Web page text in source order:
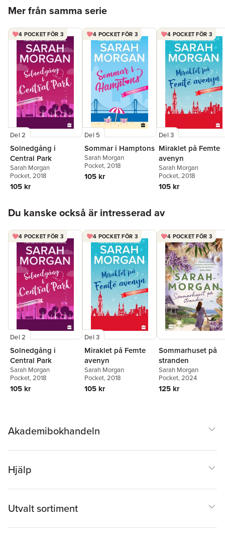
Mer från samma serie
4 POCKET FÖR 3
Del 2
Solnedgång i
Central Park
Sarah Morgan
Pocket, 2018
105 kr
4 POCKET FÖR 3
Del 5
Sommar i Hamptons
Sarah Morgan
Pocket, 2018
105 kr
4 POCKET FÖR 3
Del 3
Miraklet på Femte
avenyn
Sarah Morgan
Pocket, 2018
105 kr
Du kanske också är intresserad av
4 POCKET FÖR 3
Del 2
Solnedgång i
Central Park
Sarah Morgan
Pocket, 2018
105 kr
4 POCKET FÖR 3
Del 3
Miraklet på Femte
avenyn
Sarah Morgan
Pocket, 2018
105 kr
4 POCKET FÖR 3
Sommarhuset på
stranden
Sarah Morgan
Pocket, 2024
125 kr
Akademibokhandeln
Hjälp
Utvalt sortiment